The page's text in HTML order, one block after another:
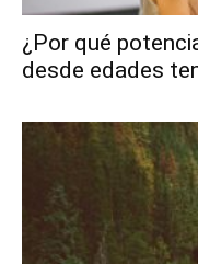
¿Por qué
desde edades